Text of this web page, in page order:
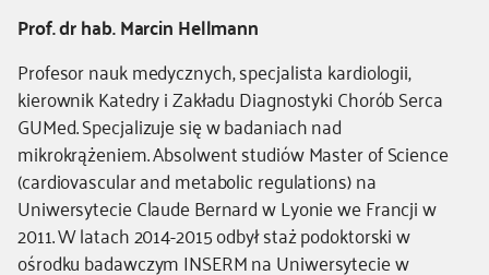
Prof. dr hab. Marcin Hellmann
Profesor nauk medycznych, specjalista kardiologii,
kierownik Katedry i Zakładu Diagnostyki Chorób Serca
GUMed. Specjalizuje się w badaniach nad
mikrokrążeniem. Absolwent studiów Master of Science
(cardiovascular and metabolic regulations) na
Uniwersytecie Claude Bernard w Lyonie we Francji w
2011. W latach 2014-2015 odbył staż podoktorski w
ośrodku badawczym INSERM na Uniwersytecie w